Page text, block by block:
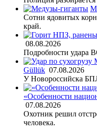
Сотни ядовитых
край.
08.08.2026
Подробности удара
Güllük 07.08.2026
У Новороссийска
«Особенности
07.08.2026
Охотник решил
человека.